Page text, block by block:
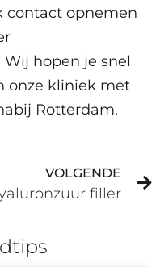
contact opnemen
hopen je snel
onze kliniek met
Rotterdam.
VOLGENDE
filler